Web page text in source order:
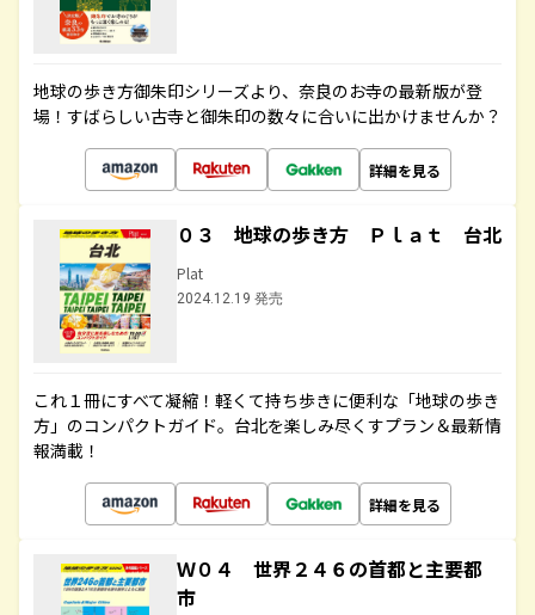
地球の歩き方御朱印シリーズより、奈良のお寺の最新版が登
場！すばらしい古寺と御朱印の数々に合いに出かけませんか？
詳細を見る
０３ 地球の歩き方 Ｐｌａｔ 台北
Plat
2024.12.19 発売
これ１冊にすべて凝縮！軽くて持ち歩きに便利な「地球の歩き
方」のコンパクトガイド。台北を楽しみ尽くすプラン＆最新情
報満載！
詳細を見る
Ｗ０４ 世界２４６の首都と主要都
市